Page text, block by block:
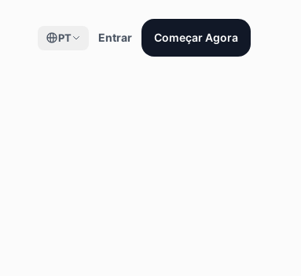
PT Entrar Começar Agora